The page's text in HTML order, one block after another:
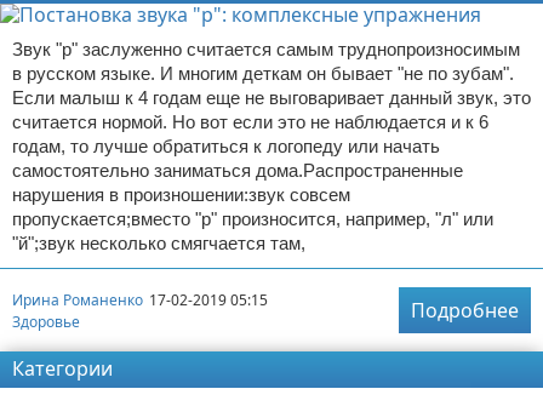
Звук "р" заслуженно считается самым труднопроизносимым
в русском языке. И многим деткам он бывает "не по зубам".
Если малыш к 4 годам еще не выговаривает данный звук, это
считается нормой. Но вот если это не наблюдается и к 6
годам, то лучше обратиться к логопеду или начать
самостоятельно заниматься дома.Распространенные
нарушения в произношении:звук совсем
пропускается;вместо "р" произносится, например, "л" или
"й";звук несколько смягчается там,
Ирина Романенко 17-02-2019 05:15
Здоровье
Подробнее
Категории